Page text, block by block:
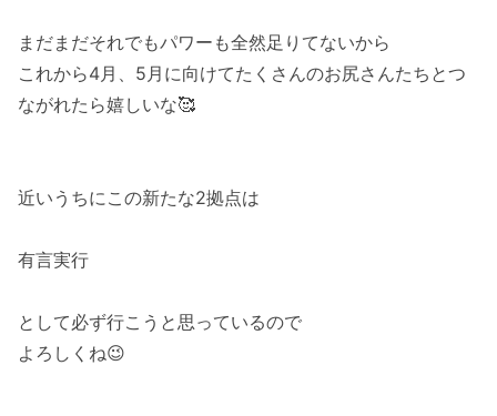
まだまだそれでもパワーも全然足りてないから
これから4月、5月に向けてたくさんのお尻さんたちとつ
ながれたら嬉しいな🥰
近いうちにこの新たな2拠点は
有言実行
として必ず行こうと思っているので
よろしくね😉